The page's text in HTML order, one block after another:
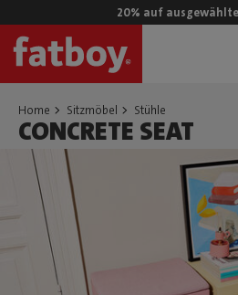
20% auf
Home Sitzmöbel Stühle
CONCRETE SEAT